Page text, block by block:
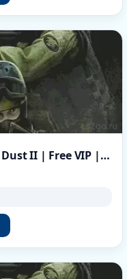
Москва | v93 | КОЛИЗЕЙ | Dust II | Free VIP | tickrate 100